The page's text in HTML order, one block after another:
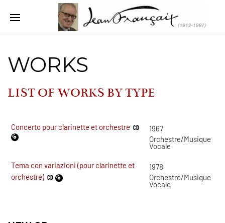
WORKS
LIST OF WORKS BYTYPE
Concerto pour clarinette et orchestre CD
1967
Orchestre/Musique
Vocale
Tema con variazioni (pour clarinette et
orchestre) CD
1978
Orchestre/Musique
Vocale